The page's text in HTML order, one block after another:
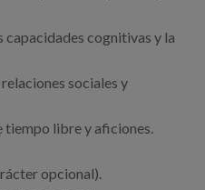
cognitivas y la
sociales y
tiempo libre y aficiones.
opcional).